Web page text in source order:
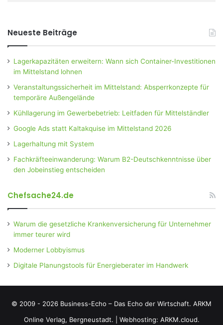
Neueste Beiträge
Lagerkapazitäten erweitern: Wann sich Container-Investitionen
im Mittelstand lohnen
Veranstaltungssicherheit im Mittelstand: Absperrkonzepte für
temporäre Außengelände
Kühllagerung im Gewerbebetrieb: Leitfaden für Mittelständler
Google Ads statt Kaltakquise im Mittelstand 2026
Lagerhaltung mit System
Fachkräfteeinwanderung: Warum B2-Deutschkenntnisse über
den Jobeinstieg entscheiden
Chefsache24.de
Warum die gesetzliche Krankenversicherung für Unternehmer
immer teurer wird
Moderner Lobbyismus
Digitale Planungstools für Energieberater im Handwerk
© 2009 - 2026 Business-Echo – Das Echo der Wirtschaft. ARKM
Online Verlag, Bergneustadt.
Webhosting: ARKM.cloud.